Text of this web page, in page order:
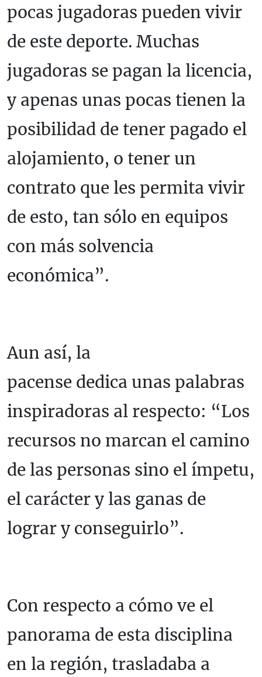
pocas jugadoras pueden vivir
de este deporte. Muchas
jugadoras se pagan la licencia,
y apenas unas pocas tienen la
posibilidad de tener pagado el
alojamiento, o tener un
contrato que les permita vivir
de esto, tan sólo en equipos
con más solvencia
económica”.
Aun así, la
pacense dedica unas palabras
inspiradoras al respecto: “Los
recursos no marcan el camino
de las personas sino el ímpetu,
el carácter y las ganas de
lograr y conseguirlo”.
Con respecto a cómo ve el
panorama de esta disciplina
en la región, trasladaba a